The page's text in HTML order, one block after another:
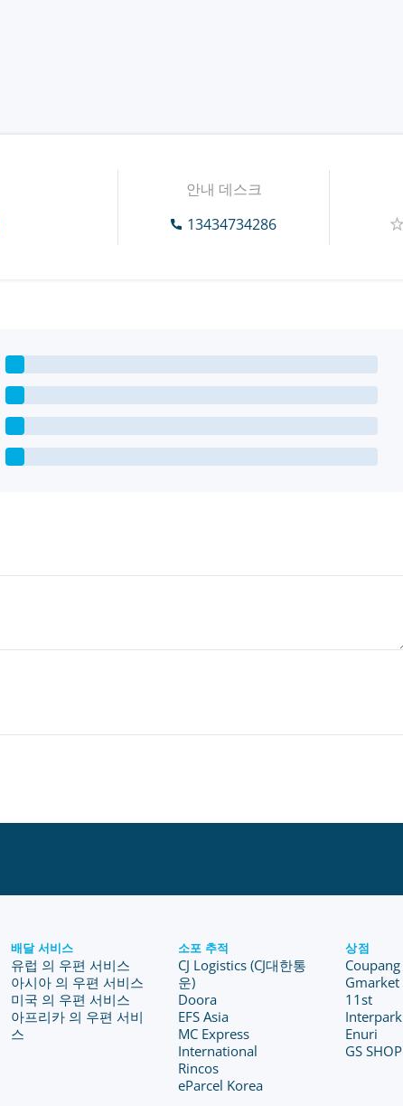
안내 데스크
13434734286
배달 서비스
유럽 의 우편 서비스
아시아 의 우편 서비스
미국 의 우편 서비스
아프리카 의 우편 서비
스
소포 추적
CJ Logistics (CJ대한통
운)
Doora
EFS Asia
MC Express
International
Rincos
eParcel Korea
상점
Coupang
Gmarket
11st
Interpark
Enuri
GS SHOP